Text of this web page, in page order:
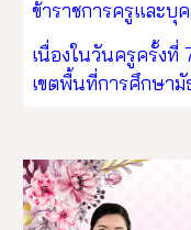
ข้าราชการครูและบุ
เนื่องในวันครูครั้ง
เขตพื้นที่การศึกษา